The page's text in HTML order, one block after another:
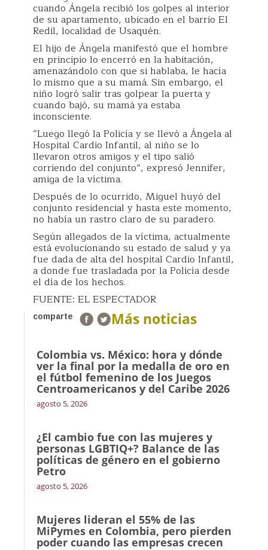
cuando Ángela recibió los golpes al interior
de su apartamento, ubicado en el barrio El
Redil, localidad de Usaquén.
El hijo de Ángela manifestó que el hombre
en principio lo encerró en la habitación,
amenazándolo con que si hablaba, le hacía
lo mismo que a su mamá. Sin embargo, el
niño logró salir tras golpear la puerta y
cuando bajó, su mamá ya estaba
inconsciente.
“Luego llegó la Policía y se llevó a Ángela al
Hospital Cardio Infantil, al niño se lo
llevaron otros amigos y el tipo salió
corriendo del conjunto”, expresó Jennifer,
amiga de la víctima.
Después de lo ocurrido, Miguel huyó del
conjunto residencial y hasta este momento,
no había un rastro claro de su paradero.
Según allegados de la víctima, actualmente
está evolucionando su estado de salud y ya
fue dada de alta del hospital Cardio Infantil,
a donde fue trasladada por la Policía desde
el día de los hechos.
FUENTE: EL ESPECTADOR
comparte Más noticias
Colombia vs. México: hora y dónde
ver la final por la medalla de oro en
el fútbol femenino de los Juegos
Centroamericanos y del Caribe 2026
agosto 5, 2026
¿El cambio fue con las mujeres y
personas LGBTIQ+? Balance de las
políticas de género en el gobierno
Petro
agosto 5, 2026
Mujeres lideran el 55% de las
MiPymes en Colombia, pero pierden
poder cuando las empresas crecen